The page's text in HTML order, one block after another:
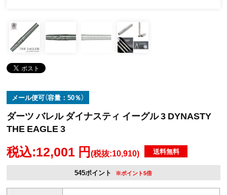
メール便可（容量：50％）
ダーツ バレル ダイナスティ イーグル 3 DYNASTY
THE EAGLE 3
税込:12,001 円(税抜:10,910) 送料無料
545ポイント ※ポイント5倍